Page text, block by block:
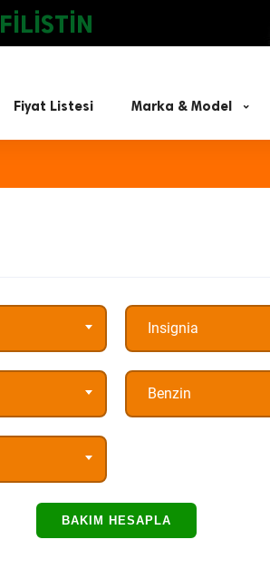
FİLİSTİN
Fiyat Listesi Marka & Model
Insignia
Benzin
BAKIM HESAPLA